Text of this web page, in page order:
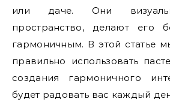
или даче. Они
пространство, делают его
гармоничным. В этой статье
правильно использовать
создания гармоничного
будет радовать вас каждый